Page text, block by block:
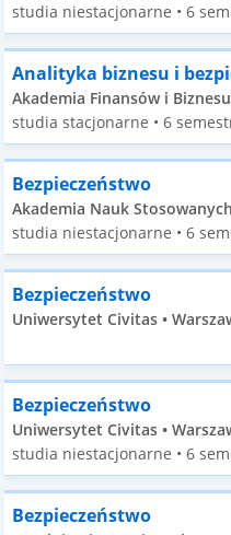
studia niestacjonarne • 6
Analityka biznesu i
Akademia Finansów i
studia stacjonarne • 6
Bezpieczeństwo
Akademia Nauk Stosowanych
studia niestacjonarne • 6
Bezpieczeństwo
Uniwersytet Civitas •
Bezpieczeństwo
Uniwersytet Civitas •
studia niestacjonarne • 6
Bezpieczeństwo